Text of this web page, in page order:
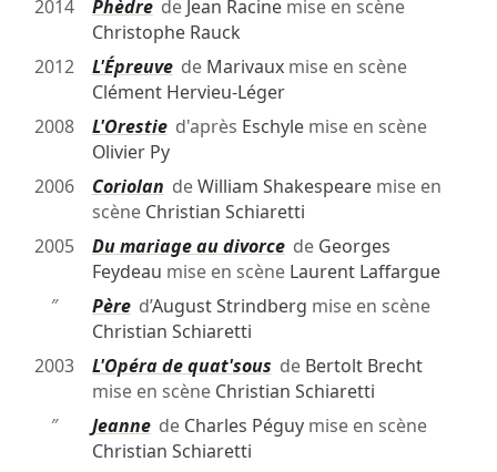
2014
Phèdrede Jean Racinemise en scène
Christophe Rauck
2012
L'Épreuvede Marivauxmise en scène
Clément Hervieu-Léger
2008
L'Orestied'après Eschylemise en scène
Olivier Py
2006
Coriolan deWilliam Shakespearemise en
scène Christian Schiaretti
2005
Du mariage au divorcede Georges
Feydeau mise en scène Laurent Laffargue
″
Pèred’August Strindberg mise en scène
Christian Schiaretti
2003
L'Opéra de quat'sous de Bertolt Brecht
mise en scène Christian Schiaretti
″
Jeannede Charles Péguymise en scène
Christian Schiaretti